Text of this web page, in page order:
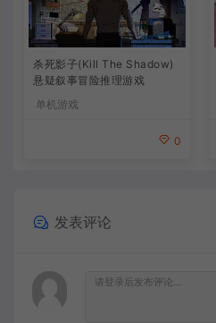
杀死影子(Kill The Shadow)
悬疑叙事冒险推理游戏
单机游戏
0
发表评论